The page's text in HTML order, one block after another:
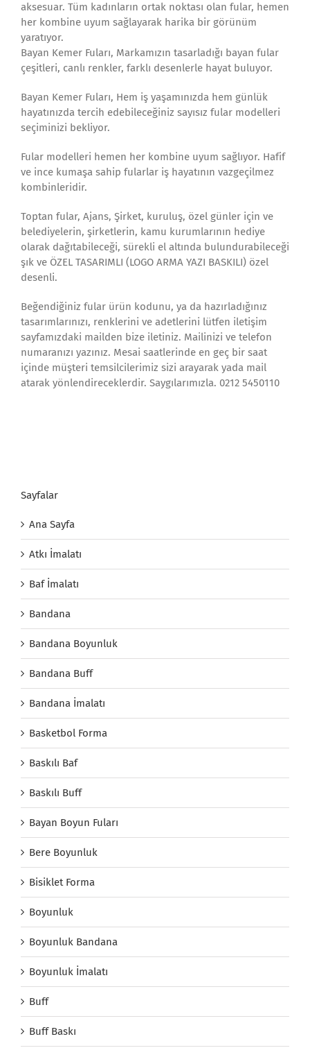
aksesuar. Tüm kadınların ortak noktası olan fular, hemen
her kombine uyum sağlayarak harika bir görünüm
yaratıyor.
Bayan Kemer Fuları, Markamızın tasarladığı bayan fular
çeşitleri, canlı renkler, farklı desenlerle hayat buluyor.
Bayan Kemer Fuları, Hem iş yaşamınızda hem günlük
hayatınızda tercih edebileceğiniz sayısız fular modelleri
seçiminizi bekliyor.
Fular modelleri hemen her kombine uyum sağlıyor. Hafif
ve ince kumaşa sahip fularlar iş hayatının vazgeçilmez
kombinleridir.
Toptan fular, Ajans, Şirket, kuruluş, özel günler için ve
belediyelerin, şirketlerin, kamu kurumlarının hediye
olarak dağıtabileceği, sürekli el altında bulundurabileceği
şık ve ÖZEL TASARIMLI (LOGO ARMA YAZI BASKILI) özel
desenli.
Beğendiğiniz fular ürün kodunu, ya da hazırladığınız
tasarımlarınızı, renklerini ve adetlerini lütfen iletişim
sayfamızdaki mailden bize iletiniz. Mailinizi ve telefon
numaranızı yazınız. Mesai saatlerinde en geç bir saat
içinde müşteri temsilcilerimiz sizi arayarak yada mail
atarak yönlendireceklerdir. Saygılarımızla. 0212 5450110
Sayfalar
Ana Sayfa
Atkı İmalatı
Baf İmalatı
Bandana
Bandana Boyunluk
Bandana Buff
Bandana İmalatı
Basketbol Forma
Baskılı Baf
Baskılı Buff
Bayan Boyun Fuları
Bere Boyunluk
Bisiklet Forma
Boyunluk
Boyunluk Bandana
Boyunluk İmalatı
Buff
Buff Baskı